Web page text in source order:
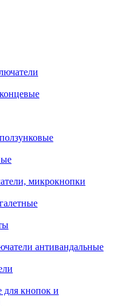
микрокнопки
антивандальные
кнопок и